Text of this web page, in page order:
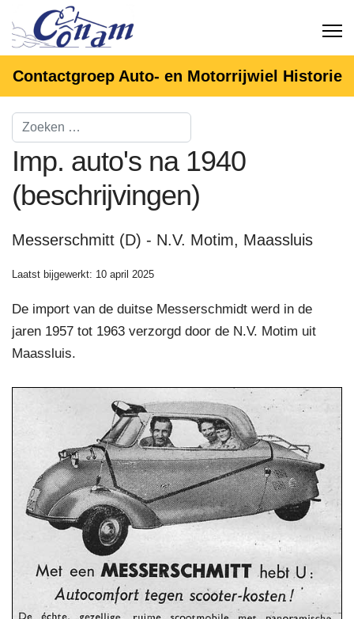
Contactgroep Auto- en Motorrijwiel Historie
Imp. auto's na 1940
(beschrijvingen)
Messerschmitt (D) - N.V. Motim, Maassluis
Laatst bijgewerkt: 10 april 2025
De import van de duitse Messerschmidt werd in de
jaren 1957 tot 1963 verzorgd door de N.V. Motim uit
Maassluis.